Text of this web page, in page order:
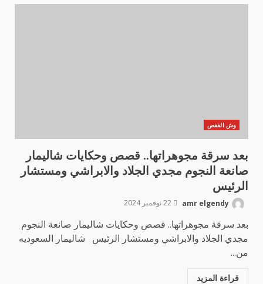
وش القفص
بعد سرقة مجوهراتها.. قصص وحكايات شاليمار
صانعة النجوم مجدي الجلاد والابراشي ومستشار
الرئيس
بعد سرقة مجوهراتها.. قصص وحكايات شاليمار صانعة النجوم
مجدي الجلاد والابراشي ومستشار الرئيس شاليمار السعوديه
من...
قراءة المزيد